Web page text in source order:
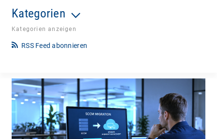
Kategorien
Kategorien anzeigen
RSS Feed abonnieren